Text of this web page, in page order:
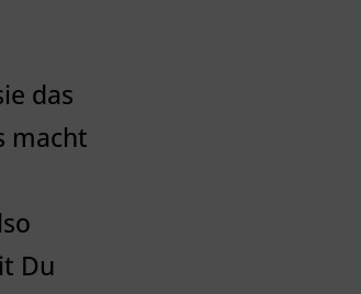
das
macht
Du